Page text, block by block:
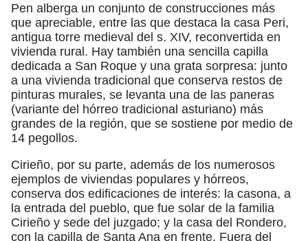
Pen alberga un conjunto de construcciones más
que apreciable, entre las que destaca la casa Peri,
antigua torre medieval del s. XIV, reconvertida en
vivienda rural. Hay también una sencilla capilla
dedicada a San Roque y una grata sorpresa: junto
a una vivienda tradicional que conserva restos de
pinturas murales, se levanta una de las paneras
(variante del hórreo tradicional asturiano) más
grandes de la región, que se sostiene por medio de
14 pegollos.
Cirieño, por su parte, además de los numerosos
ejemplos de viviendas populares y hórreos,
conserva dos edificaciones de interés: la casona, a
la entrada del pueblo, que fue solar de la familia
Cirieño y sede del juzgado; y la casa del Rondero,
con la capilla de Santa Ana en frente. Fuera del